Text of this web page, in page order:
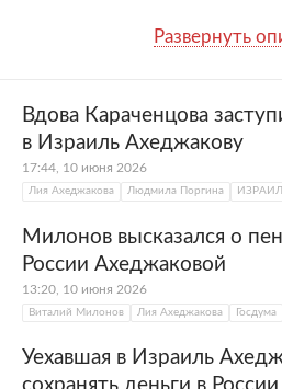
Дата рождения
Место рождения
Образование
Вдова Караченцова
в Израиль Ахеджакову
17:44, 10 июня 2026
Лия Ахеджакова Людмила Поргина
Милонов высказался о
России Ахеджаковой
13:20, 10 июня 2026
Виталий Милонов Лия Ахеджакова Госдума
Уехавшая в Израиль